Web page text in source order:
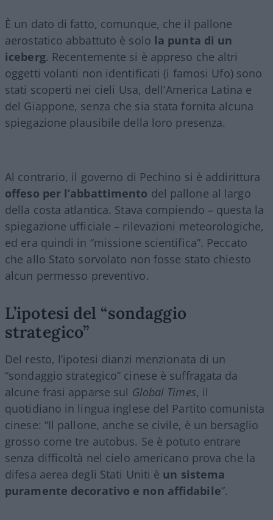
È un dato di fatto, comunque, che il pallone
aerostatico abbattuto è solo la punta di un
iceberg. Recentemente si è appreso che altri
oggetti volanti non identificati (i famosi Ufo) sono
stati scoperti nei cieli Usa, dell’America Latina e
del Giappone, senza che sia stata fornita alcuna
spiegazione plausibile della loro presenza.
Al contrario, il governo di Pechino si è addirittura
offeso per l’abbattimento del pallone al largo
della costa atlantica. Stava compiendo – questa la
spiegazione ufficiale – rilevazioni meteorologiche,
ed era quindi in “missione scientifica”. Peccato
che allo Stato sorvolato non fosse stato chiesto
alcun permesso preventivo.
L’ipotesi del “sondaggio
strategico”
Del resto, l’ipotesi dianzi menzionata di un
“sondaggio strategico” cinese è suffragata da
alcune frasi apparse sul Global Times, il
quotidiano in lingua inglese del Partito comunista
cinese: “Il pallone, anche se civile, è un bersaglio
grosso come tre autobus. Se è potuto entrare
senza difficoltà nel cielo americano prova che la
difesa aerea degli Stati Uniti è un sistema
puramente decorativo e non affidabile”.